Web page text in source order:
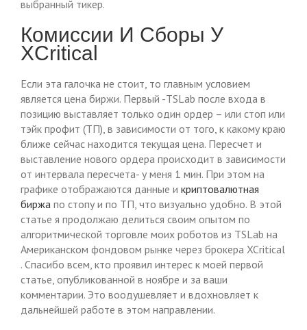
выбранный тикер.
Комиссии И Сборы У
XCritical
Если эта галочка не стоит, то главным условием
является цена биржи. Первый -ТSLab после входа в
позицию выставляет только один ордер – или стоп или
тэйк профит (ТП), в зависимости от того, к какому краю
ближе сейчас находится текущая цена. Пересчет и
выставление нового ордера происходит в зависимости
от интервала пересчета- у меня 1 мин. При этом на
графике отображаются данные и криптовалютная
биржа по стопу и по ТП, что визуально удобно. В этой
статье я продолжаю делиться своим опытом по
алгоритмической торговле моих роботов из TSLab на
Американском фондовом рынке через брокера XCritical
. Спасибо всем, кто проявил интерес к моей первой
статье, опубликованной в ноябре и за ваши
комментарии. Это воодушевляет и вдохновляет к
дальнейшей работе в этом направлении.